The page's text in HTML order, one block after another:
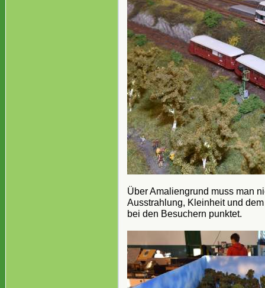
Über Amaliengrund muss man
Ausstrahlung, Kleinheit und
bei den Besuchern punktet.